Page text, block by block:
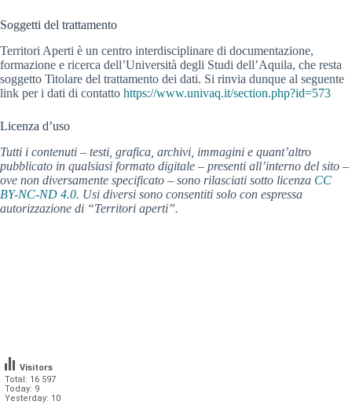
Soggetti del trattamento
Territori Aperti è un centro interdisciplinare di documentazione,
formazione e ricerca dell’Università degli Studi dell’Aquila, che resta
soggetto Titolare del trattamento dei dati. Si rinvia dunque al seguente
link per i dati di contatto https://www.univaq.it/section.php?id=573
Licenza d’uso
Tutti i contenuti – testi, grafica, archivi, immagini e quant’altro
pubblicato in qualsiasi formato digitale – presenti all’interno del sito –
ove non diversamente specificato – sono rilasciati sotto licenza CC
BY-NC-ND 4.0. Usi diversi sono consentiti solo con espressa
autorizzazione di “Territori aperti”.
Total: 16 597
Today: 9
Yesterday: 10
Visitors